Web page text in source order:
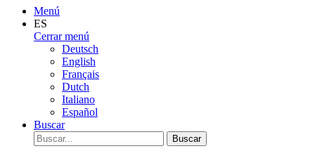
Menú
ES
Cerrar menú
Deutsch
English
Français
Dutch
Italiano
Español
Buscar
Buscar